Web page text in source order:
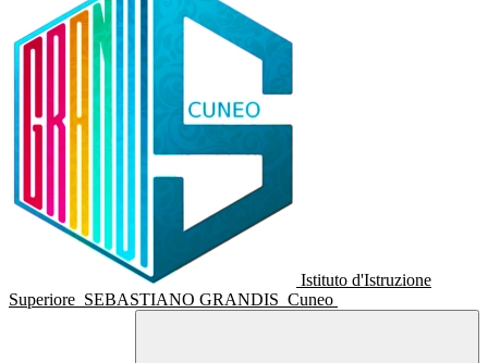
Istituto d'Istruzione
Superiore SEBASTIANO GRANDIS Cuneo